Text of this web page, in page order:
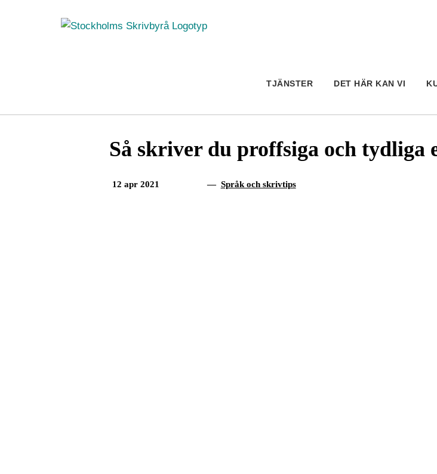
TJÄNSTER DET HÄR KAN VI
Så skriver du proffsiga och tydliga
12 apr 2021 — Språk och skrivtips